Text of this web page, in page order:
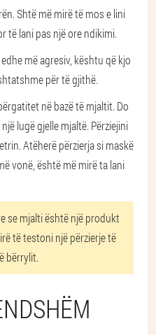
Shtë më mirë të mos e lini
të lani pas një ore ndikimi.
më agresiv, kështu që kjo
për të gjithë.
në bazë të mjaltit. Do
lugë gjelle mjaltë. Përziejini
Atëherë përzierja si maskë
vonë, është më mirë ta lani
se mjalti është një produkt
të testoni një përzierje të
bërrylit.